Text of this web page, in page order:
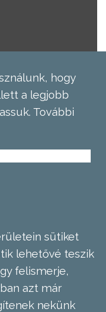
hogy
a legjobb
További
sütiket
lehetővé teszik
felismerje,
azt már
nekünk